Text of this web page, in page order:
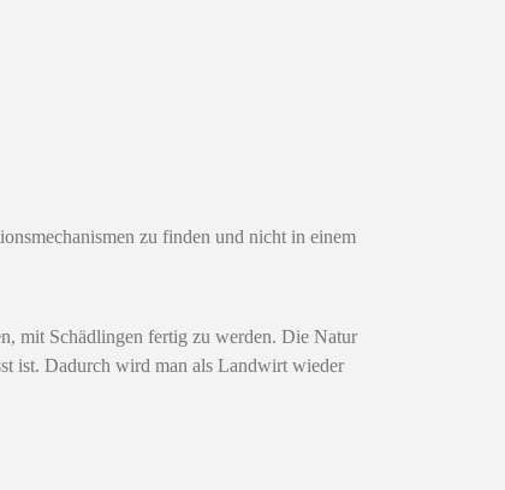
zu finden und nicht in einem
mit Schädlingen fertig zu werden. Die Natur
ist. Dadurch wird man als Landwirt wieder